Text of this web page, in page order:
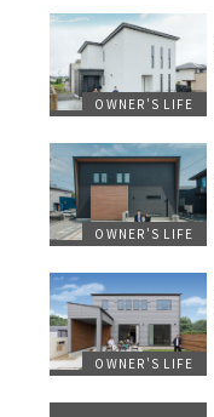
OWNER'S LIFE
OWNER'S LIFE
OWNER'S LIFE